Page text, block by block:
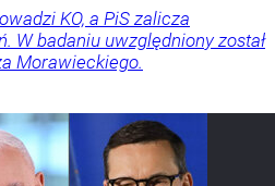
KO, a PiS zalicza
W badaniu uwzględniony został
Morawieckiego.